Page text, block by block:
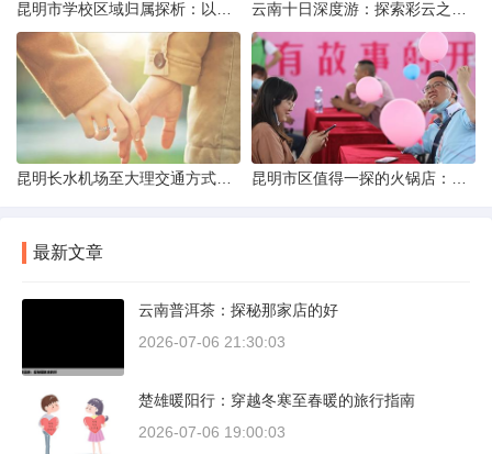
最新文章
云南普洱茶：探秘那家店的好
2026-07-06 21:30:03
楚雄暖阳行：穿越冬寒至春暖的旅行指南
2026-07-06 19:00:03